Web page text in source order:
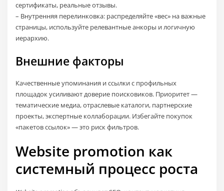
сертификаты, реальные отзывы.
– Внутренняя перелинковка: распределяйте «вес» на важные
страницы, используйте релевантные анкоры и логичную
иерархию.
Внешние факторы
Качественные упоминания и ссылки с профильных
площадок усиливают доверие поисковиков. Приоритет —
тематические медиа, отраслевые каталоги, партнерские
проекты, экспертные коллаборации. Избегайте покупок
«пакетов ссылок» — это риск фильтров.
Website promotion как
системный процесс роста